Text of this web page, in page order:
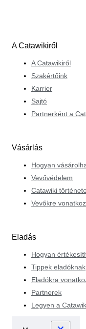
A Catawikiről
A Catawikiről
Szakértőink
Karrier
Sajtó
Partnerként a
Vásárlás
Hogyan
Vevővédelem
Catawiki
Vevőkre
Eladás
Hogyan
Tippek eladóknak
Eladókra
Partnerek
Legyen a